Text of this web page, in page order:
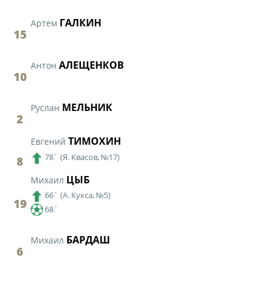
15
Артем ГАЛКИН
10
Антон АЛЕЩЕНКОВ
2
Руслан МЕЛЬНИК
8
Евгений ТИМОХИН
78` (Я. Квасов, №17)
19
Михаил ЦЫБ
66` (А. Кукса, №5)
68`
6
Михаил БАРДАШ